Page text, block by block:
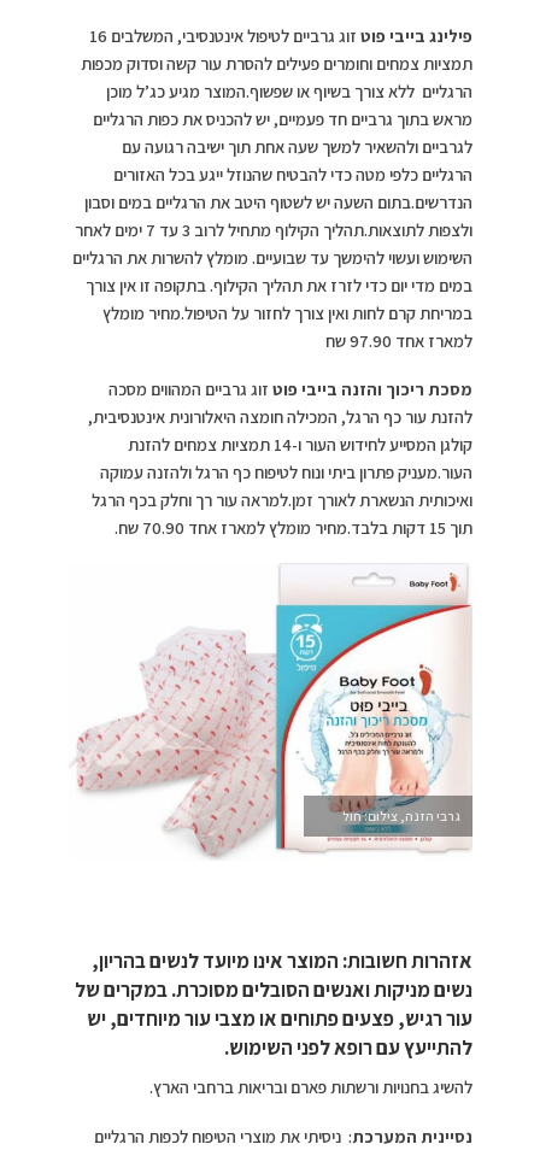
פילינג בייבי פוט
זוג גרביים לטיפול אינטנסיבי, המשלבים 16
תמציות צמחים וחומרים פעילים להסרת עור קשה וסדוק מכפות
הרגליים ללא צורך בשיוף או שפשוף.המוצר מגיע כג’ל מוכן
מראש בתוך גרביים חד פעמיים, יש להכניס את כפות הרגליים
לגרביים ולהשאיר למשך שעה אחת תוך ישיבה רגועה עם
הרגליים כלפי מטה כדי להבטיח שהנוזל ייגע בכל האזורים
הנדרשים.בתום השעה יש לשטוף היטב את הרגליים במים וסבון
ולצפות לתוצאות.תהליך הקילוף מתחיל לרוב 3 עד 7 ימים לאחר
השימוש ועשוי להימשך עד שבועיים. מומלץ להשרות את הרגליים
במים מדי יום כדי לזרז את תהליך הקילוף. בתקופה זו אין צורך
במריחת קרם לחות ואין צורך לחזור על הטיפול.מחיר מומלץ
למארז אחד 97.90 שח
מסכת ריכוך והזנה בייבי פוט זוג גרביים המהווים מסכה
להזנת עור כף הרגל, המכילה חומצה היאלורונית אינטנסיבית,
קולגן המסייע לחידוש העור ו-14 תמציות צמחים להזנת
העור.מעניק פתרון ביתי ונוח לטיפוח כף הרגל ולהזנה עמוקה
ואיכותית הנשארת לאורך זמן.למראה עור רך וחלק בכף הרגל
תוך 15 דקות בלבד.מחיר מומלץ למארז אחד 70.90 שח.
גרבי הזנה, צילום: חול
אזהרות חשובות: המוצר אינו מיועד לנשים בהריון,
נשים מניקות ואנשים הסובלים מסוכרת. במקרים של
עור רגיש, פצעים פתוחים או מצבי עור מיוחדים, יש
להתייעץ עם רופא לפני השימוש.
להשיג בחנויות ורשתות פארם ובריאות ברחבי הארץ.
נסיינית המערכת: ניסיתי את מוצרי הטיפוח לכפות הרגליים